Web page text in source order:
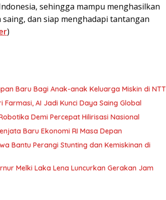
sehingga mampu menghasilkan
dan siap menghadapi tantangan
)
Baru Bagi Anak-anak Keluarga Miskin di NTT
AI Jadi Kunci Daya Saing Global
Demi Percepat Hilirisasi Nasional
Baru Ekonomi RI Masa Depan
Bantu Perangi Stunting dan Kemiskinan di
Melki Laka Lena Luncurkan Gerakan Jam